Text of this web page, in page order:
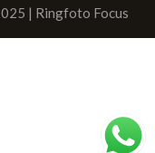
| Ringfoto Focus